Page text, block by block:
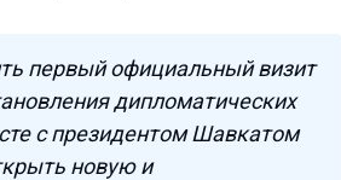
первый официальный визит
дипломатических
с президентом Шавкатом
новую и